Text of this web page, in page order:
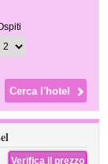
Verifica il prezzo